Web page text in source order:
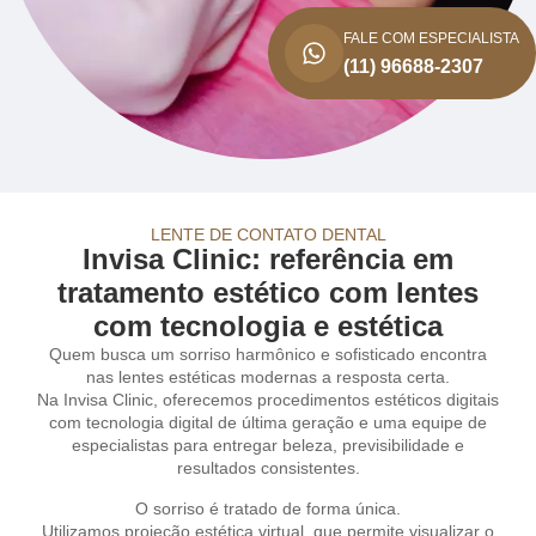
FALE COM ESPECIALISTA
(11) 96688-2307
LENTE DE CONTATO DENTAL
Invisa Clinic: referência em
tratamento estético com lentes
com tecnologia e estética
Quem busca um sorriso harmônico e sofisticado encontra
nas lentes estéticas modernas a resposta certa.
Na Invisa Clinic, oferecemos procedimentos estéticos digitais
com tecnologia digital de última geração e uma equipe de
especialistas para entregar beleza, previsibilidade e
resultados consistentes.
O sorriso é tratado de forma única.
Utilizamos projeção estética virtual, que permite visualizar o